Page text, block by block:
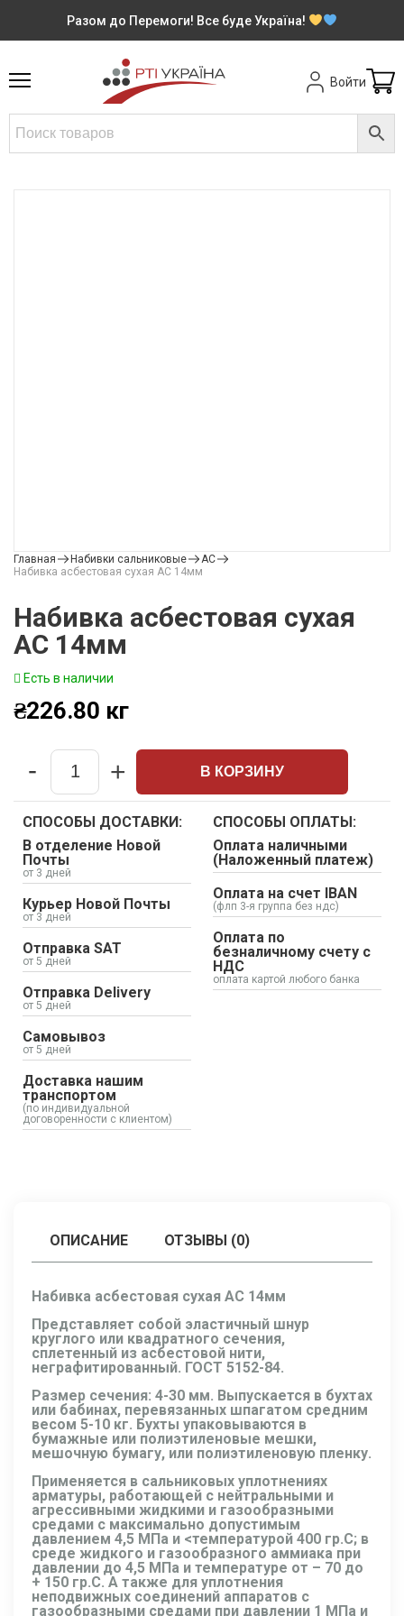
Разом до Перемоги! Все буде Україна!
Войти
Главная Набивки сальниковые
АС
Набивка асбестовая сухая АС 14мм
Набивка асбестовая сухая
АС 14мм
Есть в наличии
₴226.80 кг
Quantity
- + В КОРЗИНУ
СПОСОБЫ ДОСТАВКИ:
В отделение Новой
Почты
от 3 дней
Курьер Новой Почты
от 3 дней
Отправка SAT
от 5 дней
Отправка Delivery
от 5 дней
Самовывоз
от 5 дней
Доставка нашим
транспортом
(по индивидуальной
договоренности с клиентом)
СПОСОБЫ ОПЛАТЫ:
Оплата наличными
(Наложенный платеж)
Оплата на счет IBAN
(флп 3-я группа без ндс)
Оплата по
безналичному счету с
НДС
оплата картой любого банка
ОПИСАНИЕ ОТЗЫВЫ (0)
Набивка асбестовая сухая АС 14мм
Представляет собой эластичный шнур
круглого или квадратного сечения,
сплетенный из асбестовой нити,
неграфитированный. ГОСТ 5152-84.
Размер сечения: 4-30 мм. Выпускается в бухтах
или бабинах, перевязанных шпагатом средним
весом 5-10 кг. Бухты упаковываются в
бумажные или полиэтиленовые мешки,
мешочную бумагу, или полиэтиленовую пленку.
Применяется в сальниковых уплотнениях
арматуры, работающей с нейтральными и
агрессивными жидкими и газообразными
средами с максимально допустимым
давлением 4,5 МПа и <температурой 400 гр.C; в
среде жидкого и газообразного аммиака при
давлении до 4,5 МПа и температуре от – 70 до
+ 150 гр.С. А также для уплотнения
неподвижных соединений аппаратов с
газообразными средами при давлении 1 МПа и